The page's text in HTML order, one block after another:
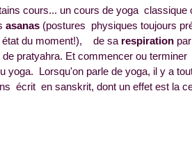
cours... un cours de yoga
asanas (postures physiques toujours
état du moment!), de sa respiration
pratyahra. Et commencer ou
yoga. Lorsqu'on parle de yoga, il y a
écrit en sanskrit, dont un effet est la